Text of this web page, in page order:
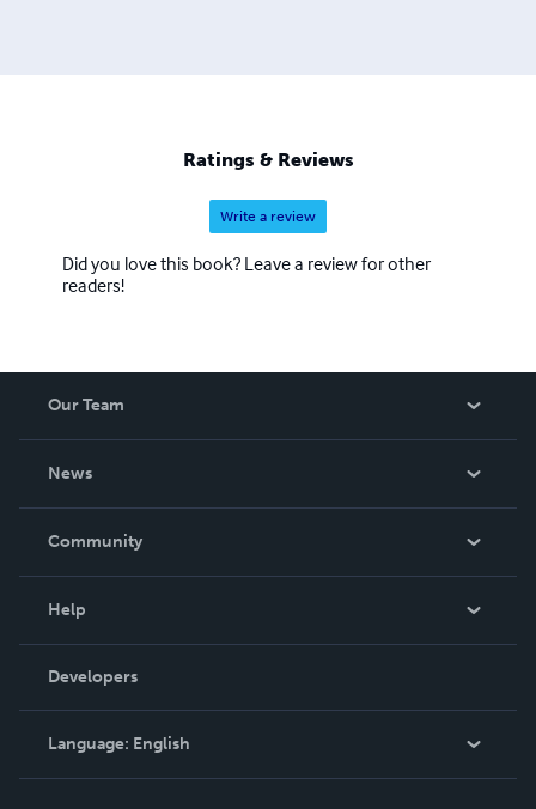
Ratings & Reviews
Write a review
Did you love this book? Leave a review for other
readers!
Our Team
News
In The News
Community
Podcast
Help
Order Lookup
Knowledge Base
Contact Support
Developers
Language: English